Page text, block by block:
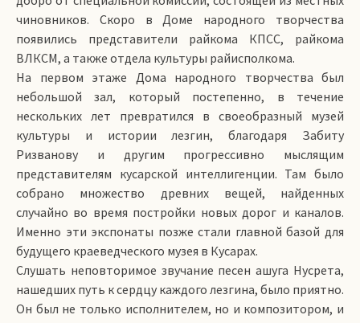
чиновников. Скоро в Доме народного творчества
появились представители райкома КПСС, райкома
ВЛКСМ, а также отдела культуры райисполкома.
На первом этаже Дома народного творчества был
небольшой зал, который постепенно, в течение
нескольких лет превратился в своеобразный музей
культуры и истории лезгин, благодаря Забиту
Ризванову и другим прогрессивно мыслящим
представителям кусарской интеллигенции. Там было
собрано множество древних вещей, найденных
случайно во время постройки новых дорог и каналов.
Именно эти экспонаты позже стали главной базой для
будущего краеведческого музея в Кусарах.
Слушать неповторимое звучание песен ашуга Нусрета,
нашедших путь к сердцу каждого лезгина, было приятно.
Он был не только исполнителем, но и композитором, и